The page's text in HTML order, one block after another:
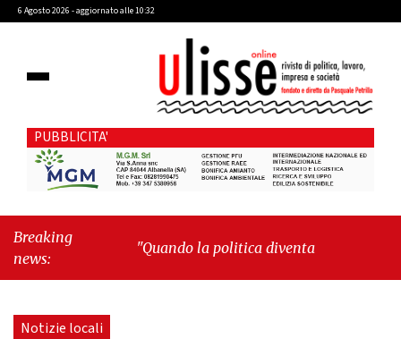
6 Agosto 2026 - aggiornato alle 10:32
PUBBLICITA'
Breaking
news:
"Quando la politica diventa autobiografia"
Notizie locali